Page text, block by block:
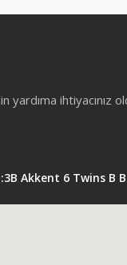
ihtiyacınız
Akkent 6 Twins B